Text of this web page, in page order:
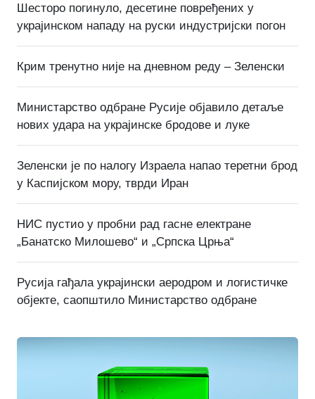
Шесторо погинуло, десетине повређених у
украјинском нападу на руски индустријски погон
Крим тренутно није на дневном реду – Зеленски
Министарство одбране Русије објавило детаље
нових удара на украјинске бродове и луке
Зеленски је по налогу Израела напао теретни брод
у Каспијском мору, тврди Иран
НИС пустио у пробни рад гасне електране
„Банатско Милошево“ и „Српска Црња“
Русија гађала украјински аеродром и логистичке
објекте, саопштило Министарство одбране